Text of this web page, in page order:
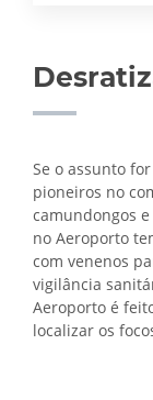
Se o assunto for
pioneiros no
camundongos
no Aeroporto
com venenos
vigilância
Aeroporto é
localizar os